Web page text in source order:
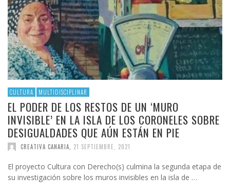
CULTURA MULTIDISCIPLINAR
EL PODER DE LOS RESTOS DE UN ‘MURO
INVISIBLE’ EN LA ISLA DE LOS CORONELES SOBRE
DESIGUALDADES QUE AÚN ESTÁN EN PIE
CREATIVA CANARIA 21 SEPTIEMBRE, 2021
El proyecto Cultura con Derecho(s) culmina la segunda etapa de
su investigación sobre los muros invisibles en la isla de …